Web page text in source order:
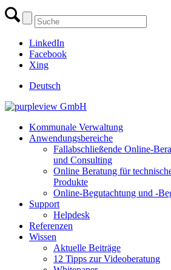
LinkedIn
Facebook
Xing
Deutsch
Kommunale Verwaltung
Anwendungsbereiche
Fallabschließende Online-
und Consulting
Online Beratung für
Produkte
Online-Begutachtung und -
Support
Helpdesk
Referenzen
Wissen
Aktuelle Beiträge
12 Tipps zur Videoberatung